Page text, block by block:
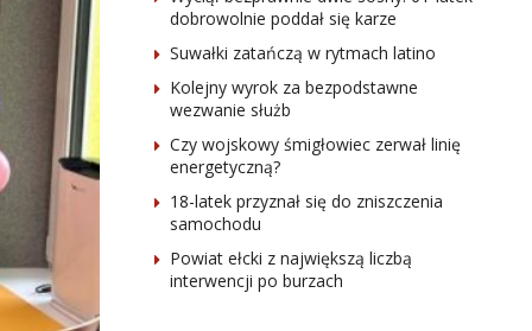
dobrowolnie poddał się karze
Suwałki zatańczą w rytmach latino
Kolejny wyrok za bezpodstawne
wezwanie służb
Czy wojskowy śmigłowiec zerwał linię
energetyczną?
18-latek przyznał się do zniszczenia
samochodu
Powiat ełcki z największą liczbą
interwencji po burzach